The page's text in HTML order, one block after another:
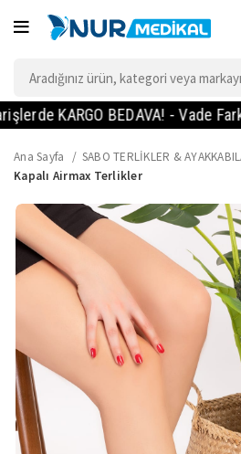
KARGO BEDAVA! - Vade Farksız
Ana Sayfa
SABO TERLİKLER &
Kapalı Airmax Terlikler